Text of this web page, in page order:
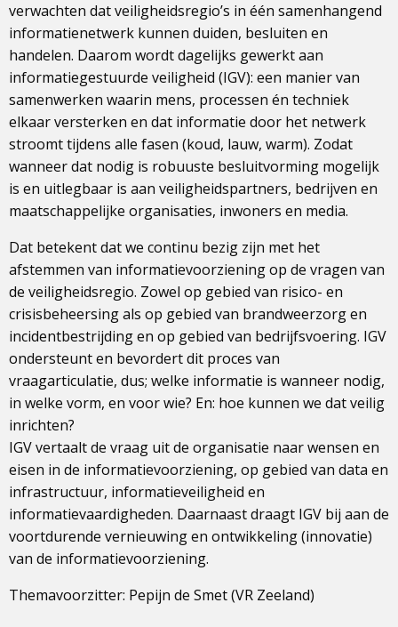
verwachten dat veiligheidsregio’s in één samenhangend
informatienetwerk kunnen duiden, besluiten en
handelen. Daarom wordt dagelijks gewerkt aan
informatiegestuurde veiligheid (IGV): een manier van
samenwerken waarin mens, processen én techniek
elkaar versterken en dat informatie door het netwerk
stroomt tijdens alle fasen (koud, lauw, warm). Zodat
wanneer dat nodig is robuuste besluitvorming mogelijk
is en uitlegbaar is aan veiligheidspartners, bedrijven en
maatschappelijke organisaties, inwoners en media.
Dat betekent dat we continu bezig zijn met het
afstemmen van informatievoorziening op de vragen van
de veiligheidsregio. Zowel op gebied van risico- en
crisisbeheersing als op gebied van brandweerzorg en
incidentbestrijding en op gebied van bedrijfsvoering. IGV
ondersteunt en bevordert dit proces van
vraagarticulatie, dus; welke informatie is wanneer nodig,
in welke vorm, en voor wie? En: hoe kunnen we dat veilig
inrichten?
IGV vertaalt de vraag uit de organisatie naar wensen en
eisen in de informatievoorziening, op gebied van data en
infrastructuur, informatieveiligheid en
informatievaardigheden. Daarnaast draagt IGV bij aan de
voortdurende vernieuwing en ontwikkeling (innovatie)
van de informatievoorziening.
Themavoorzitter: Pepijn de Smet (VR Zeeland)